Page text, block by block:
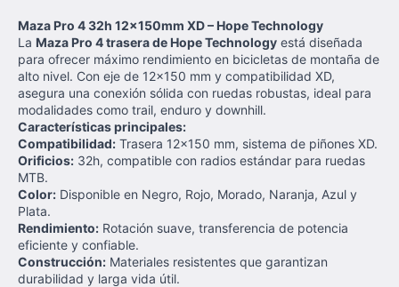
Maza Pro 4 32h 12x150mm XD – Hope Technology
La Maza Pro 4 trasera de Hope Technology está diseñada
para ofrecer máximo rendimiento en bicicletas de montaña de
alto nivel. Con eje de 12x150 mm y compatibilidad XD,
asegura una conexión sólida con ruedas robustas, ideal para
modalidades como trail, enduro y downhill.
Características principales:
Compatibilidad: Trasera 12x150 mm, sistema de piñones XD.
Orificios: 32h, compatible con radios estándar para ruedas
MTB.
Color: Disponible en Negro, Rojo, Morado, Naranja, Azul y
Plata.
Rendimiento: Rotación suave, transferencia de potencia
eficiente y confiable.
Construcción: Materiales resistentes que garantizan
durabilidad y larga vida útil.